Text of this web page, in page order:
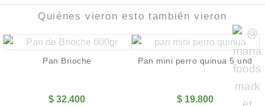
Quiénes vieron esto también vieron
Pan Brioche
$ 32.400
Pan mini perro quinua 5 und
$ 19.800